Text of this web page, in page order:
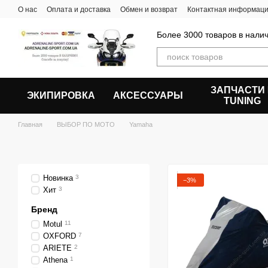
Перейти к основному контенту
О нас Оплата и доставка Обмен и возврат Контактная
Более 3000 товаров в
ЭКИПИРОВКА АКСЕССУАРЫ
ЗАПЧАСТИ
ТUNING
Главная ВЫБОР ПО МОТО Yamaha
−3%
Новинка 3
Хит 3
Бренд
Motul 11
OXFORD 7
ARIETE 2
Athena 1